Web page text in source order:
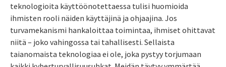
teknologioita käyttöönotettaessa tulisi huomioida
ihmisten rooli näiden käyttäjinä ja ohjaajina. Jos
turvamekanismi hankaloittaa toimintaa, ihmiset ohittavat
niitä – joko vahingossa tai tahallisesti. Sellaista
taianomaista teknologiaa ei ole, joka pystyy torjumaan